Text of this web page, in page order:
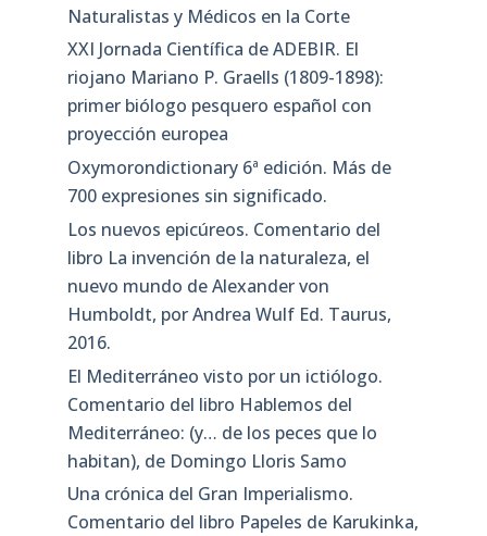
Naturalistas y Médicos en la Corte
XXI Jornada Científica de ADEBIR. El
riojano Mariano P. Graells (1809-1898):
primer biólogo pesquero español con
proyección europea
Oxymorondictionary 6ª edición. Más de
700 expresiones sin significado.
Los nuevos epicúreos. Comentario del
libro La invención de la naturaleza, el
nuevo mundo de Alexander von
Humboldt, por Andrea Wulf Ed. Taurus,
2016.
El Mediterráneo visto por un ictiólogo.
Comentario del libro Hablemos del
Mediterráneo: (y… de los peces que lo
habitan), de Domingo Lloris Samo
Una crónica del Gran Imperialismo.
Comentario del libro Papeles de Karukinka,